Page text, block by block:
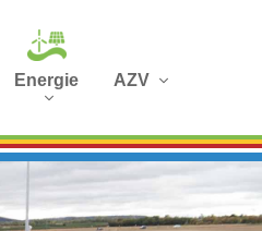
Energie AZV